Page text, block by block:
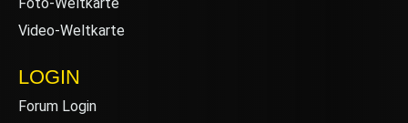
Video-Weltkarte
LOGIN
Forum Login